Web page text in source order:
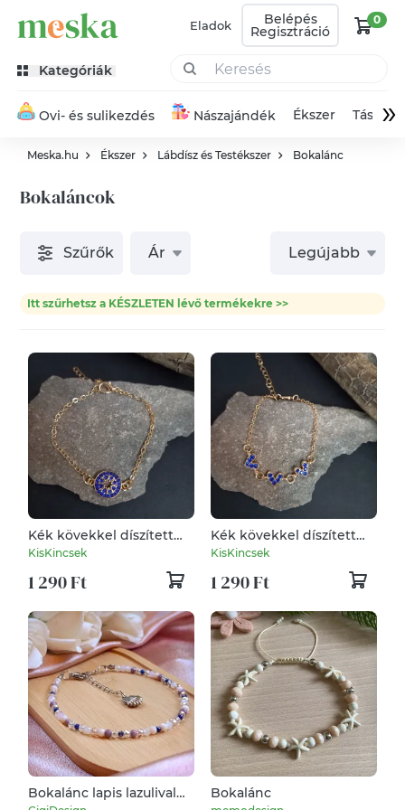
Eladok Belépés
Regisztráció
0
Kategóriák
Ovi- és sulikezdés Nászajándék Ékszer Táska»
Meska.hu Ékszer Lábdísz és Testékszer Bokalánc
Bokaláncok
Szűrők Ár Legújabb
Itt szűrhetsz a KÉSZLETEN lévő termékekre >>
Kék kövekkel díszített
21,5 cm hosszú állítható
KisKincsek
1 290 Ft
Kék kövekkel díszített
22,5 cm hosszú állítható
KisKincsek
1 290 Ft
Bokalánc lapis lazulival
Bokalánc